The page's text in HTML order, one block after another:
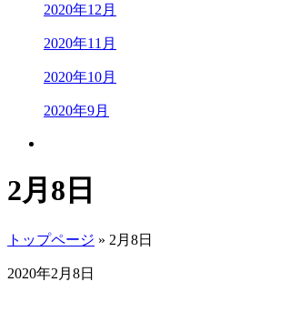
2020年12月
2020年11月
2020年10月
2020年9月
2月8日
トップページ » 2月8日
2020年2月8日